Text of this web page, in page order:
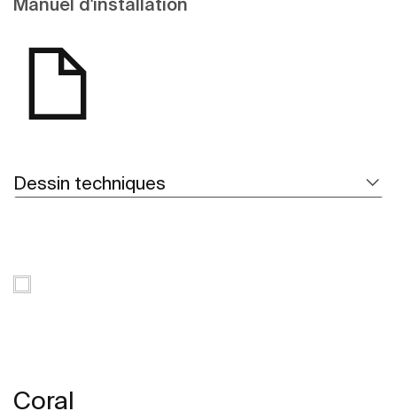
Manuel d'installation
Dessin techniques
Coral